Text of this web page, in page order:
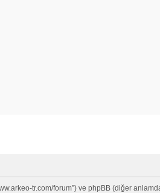
tr.com/forum”) ve phpBB (diğer